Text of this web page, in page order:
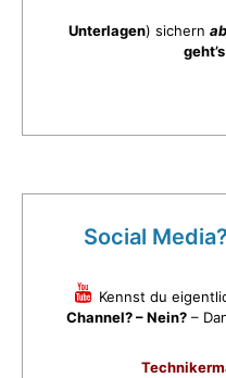
Unterlagen) sichern ab
Social
Kennst du
Channel? – Nein?–